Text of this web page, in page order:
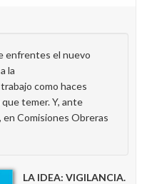
enfrentes el nuevo
la
como haces
temer. Y, ante
Comisiones Obreras
LA IDEA: VIGILANCIA.